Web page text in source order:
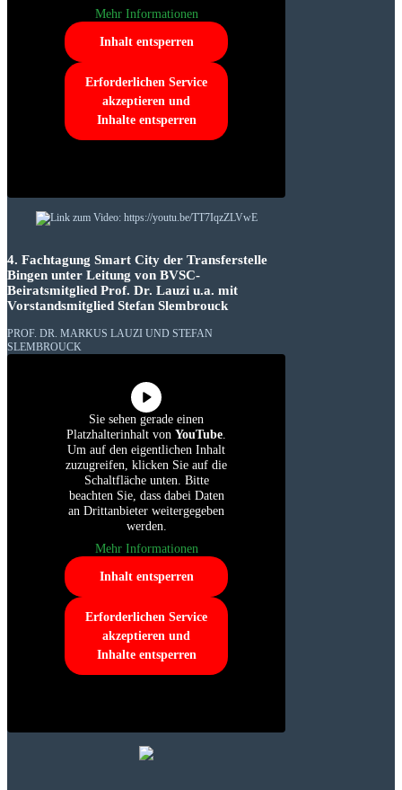
Mehr Informationen
Inhalt entsperren
Erforderlichen Service
akzeptieren und
Inhalte entsperren
4. Fachtagung Smart City der Transferstelle
Bingen unter Leitung von BVSC-
Beiratsmitglied Prof. Dr. Lauzi u.a. mit
Vorstandsmitglied Stefan Slembrouck
PROF. DR. MARKUS LAUZI UND STEFAN
SLEMBROUCK
Sie sehen gerade einen
Platzhalterinhalt von YouTube.
Um auf den eigentlichen Inhalt
zuzugreifen, klicken Sie auf die
Schaltfläche unten. Bitte
beachten Sie, dass dabei Daten
an Drittanbieter weitergegeben
werden.
Mehr Informationen
Inhalt entsperren
Erforderlichen Service
akzeptieren und
Inhalte entsperren